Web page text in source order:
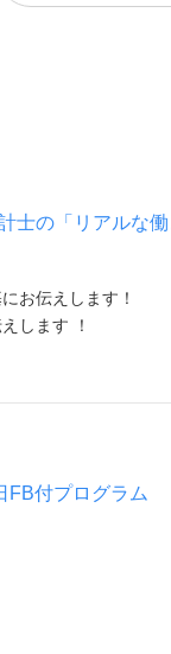
士の「リアルな
お伝えします！
します ！
FB付プログラム